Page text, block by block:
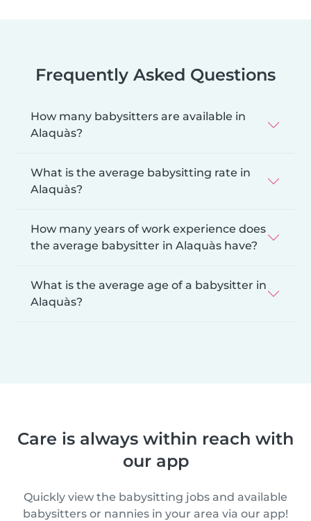
Frequently Asked Questions
How many babysitters are available in
Alaquàs?
What is the average babysitting rate in
Alaquàs?
How many years of work experience does
the average babysitter in Alaquàs have?
What is the average age of a babysitter in
Alaquàs?
Care is always within reach with
our app
Quickly view the babysitting jobs and available
babysitters or nannies in your area via our app!